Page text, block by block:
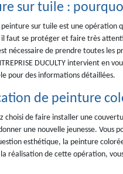
sur tuile : pourquoi
peinture sur tuile est une opération
faut se protéger et faire très
nécessaire de prendre toutes les
DUCULTY intervient en
pour des informations détaillées.
de peinture
choisi de faire installer une
une nouvelle jeunesse. Vous
esthétique, la peinture
réalisation de cette opération, vous